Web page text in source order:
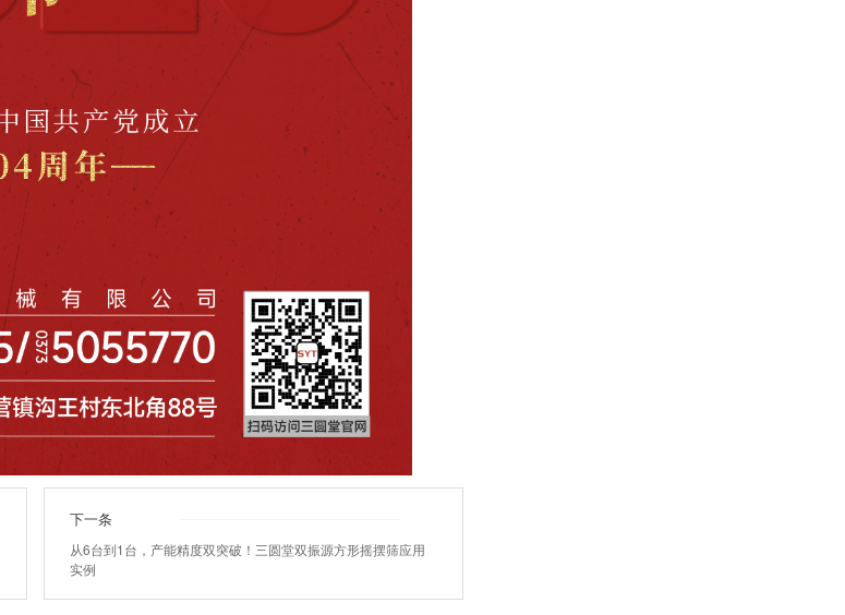
下一条
从6台到1台，产能精度双突破！三圆堂双振源方形摇摆筛应用
实例